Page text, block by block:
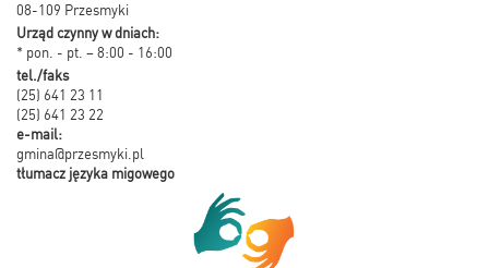
08-109 Przesmyki
Urząd czynny w dniach:
* pon. - pt. – 8:00 - 16:00
tel./faks
(25) 641 23 11
(25) 641 23 22
e-mail:
gmina@przesmyki.pl
tłumacz języka migowego